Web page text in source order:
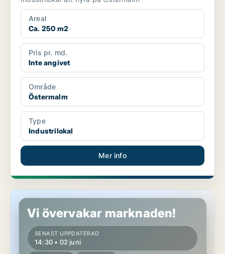
Areal
Ca. 250 m2
Pris pr. md.
Inte angivet
Område
Östermalm
Type
Industrilokal
Mer info
Industrilokal på Östermalm
Vi övervakar marknaden!
SENAST UPPDATERAD
14:30 • 02 juni